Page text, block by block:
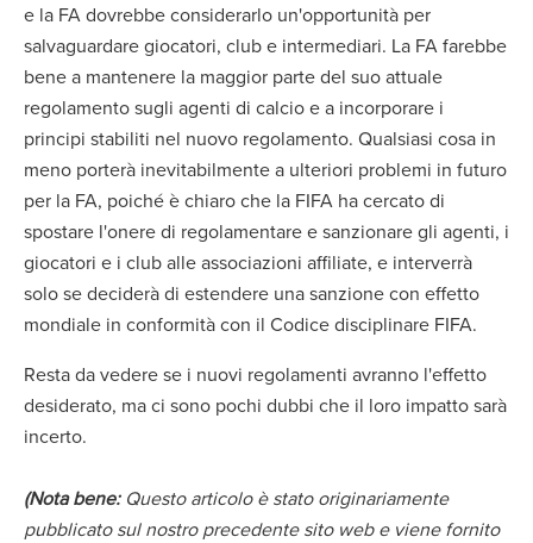
e la FA dovrebbe considerarlo un'opportunità per
salvaguardare giocatori, club e intermediari. La FA farebbe
bene a mantenere la maggior parte del suo attuale
regolamento sugli agenti di calcio e a incorporare i
principi stabiliti nel nuovo regolamento. Qualsiasi cosa in
meno porterà inevitabilmente a ulteriori problemi in futuro
per la FA, poiché è chiaro che la FIFA ha cercato di
spostare l'onere di regolamentare e sanzionare gli agenti, i
giocatori e i club alle associazioni affiliate, e interverrà
solo se deciderà di estendere una sanzione con effetto
mondiale in conformità con il Codice disciplinare FIFA.
Resta da vedere se i nuovi regolamenti avranno l'effetto
desiderato, ma ci sono pochi dubbi che il loro impatto sarà
incerto.
(Nota bene:Questo articolo è stato originariamente
pubblicato sul nostro precedente sito web e viene fornito